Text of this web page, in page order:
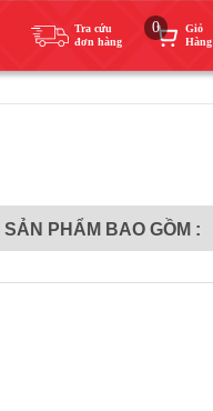
Tra cứu
đơn hàng
0
Giỏ
Hàng
SẢN PHẨM BAO GỒM :